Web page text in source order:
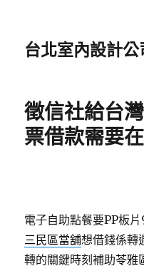
台北室內設計
徵信社給台
票借款需要
電子自助點餐要PP板
三民區當舖想借錢係轉
轉的關鍵時刻補助苓雅